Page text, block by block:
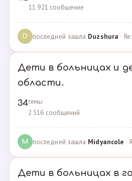
11 921 сообщение
D последней зашла Duzshura · Re:
Дети в больницах и
области.
34темы
2 516 сообщений
M последней зашла Midyancole ·
Дети в больницах в